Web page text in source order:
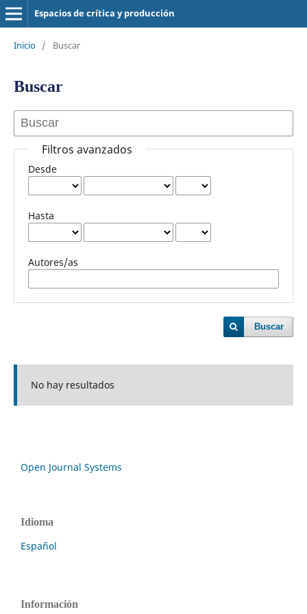
Espacios de crítica y producción
Inicio / Buscar
Buscar
Filtros avanzados
Desde
Hasta
Autores/as
Buscar
No hay resultados
Open Journal Systems
Idioma
Español
Información